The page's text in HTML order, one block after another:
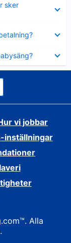
sker
vi jobbar
inställningar
Alla